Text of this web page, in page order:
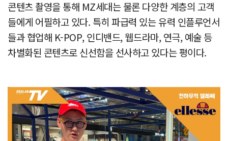
콘텐츠 촬영을 통해 MZ세대는 물론 다양한 계층의 고객
들에게 어필하고 있다. 특히 파급력 있는 유력 인플루언서
들과 협업해 K-POP, 인디밴드, 웹드라마, 연극, 예술 등
차별화된 콘텐츠로 신선함을 선사하고 있다는 평이다.